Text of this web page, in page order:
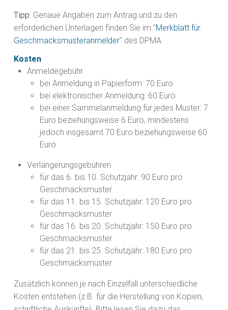
Tipp: Genaue Angaben zum Antrag und zu den
erforderlichen Unterlagen finden Sie im "Merkblatt für
Geschmacksmusteranmelder" des DPMA.
Kosten
Anmeldegebühr
bei Anmeldung in Papierform: 70 Euro
bei elektronischer Anmeldung: 60 Euro
bei einer Sammelanmeldung für jedes Muster: 7
Euro beziehungsweise 6 Euro, mindestens
jedoch insgesamt 70 Euro beziehungsweise 60
Euro
Verlängerungsgebühren
für das 6. bis 10. Schutzjahr: 90 Euro pro
Geschmacksmuster
für das 11. bis 15. Schutzjahr: 120 Euro pro
Geschmacksmuster
für das 16. bis 20. Schutzjahr: 150 Euro pro
Geschmacksmuster
für das 21. bis 25. Schutzjahr: 180 Euro pro
Geschmacksmuster
Zusätzlich können je nach Einzelfall unterschiedliche
Kosten entstehen (z.B. für die Herstellung von Kopien,